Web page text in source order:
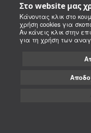
Στο website μας
Κάνοντας κλικ στο
χρήση cookies για
Αν κάνεις κλικ στην
για τη χρήση των